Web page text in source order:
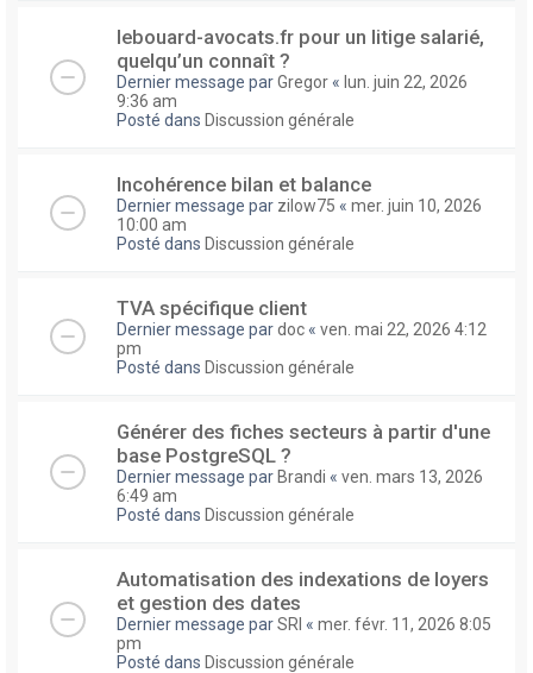
lebouard-avocats.fr pour un litige salarié,
quelqu’un connaît ?
Dernier message parGregor « lun. juin 22, 2026
9:36 am
Posté dans Discussion générale
Incohérence bilan et balance
Dernier message par zilow75 « mer. juin 10, 2026
10:00 am
Posté dans Discussion générale
TVA spécifique client
Dernier message pardoc « ven. mai 22, 2026 4:12
pm
Posté dans Discussion générale
Générer des fiches secteurs à partir d'une
base PostgreSQL ?
Dernier message par Brandi « ven. mars 13, 2026
6:49 am
Posté dans Discussion générale
Automatisation des indexations de loyers
et gestion des dates
Dernier message parSRI « mer. févr. 11, 2026 8:05
pm
Posté dans Discussion générale